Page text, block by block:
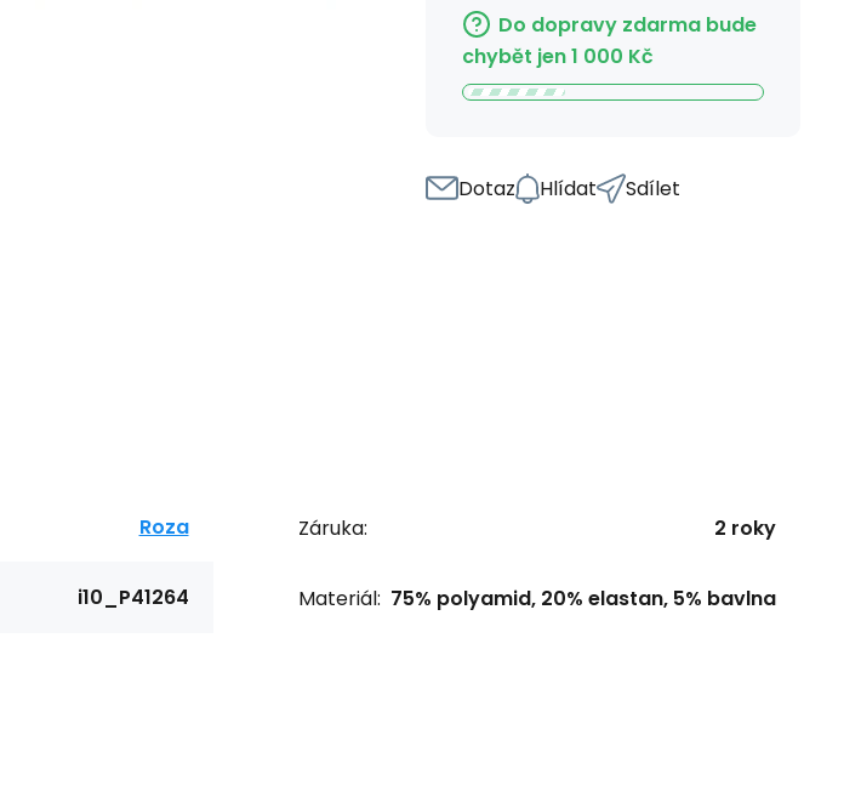
Do dopravy zdarma bude
chybět jen1 000 Kč
Dotaz Hlídat Sdílet
Roza
i10_P41264
Záruka: 2 roky
Materiál: 75% polyamid, 20% elastan, 5% bavlna